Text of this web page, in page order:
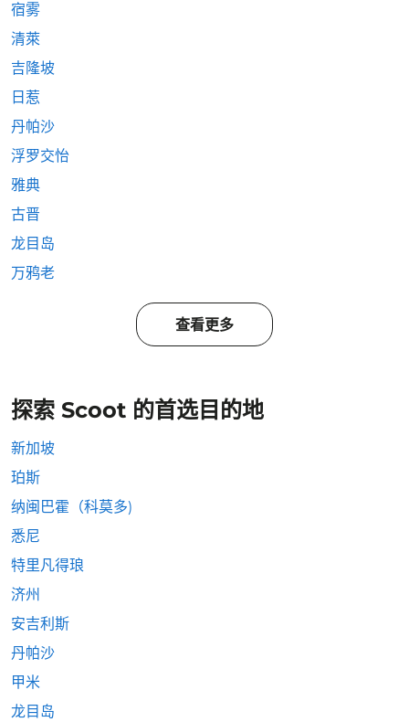
宿雾
清萊
吉隆坡
日惹
丹帕沙
浮罗交怡
雅典
古晋
龙目岛
万鸦老
查看更多
探索 Scoot 的首选目的地
新加坡
珀斯
纳闽巴霍（科莫多)
悉尼
特里凡得琅
济州
安吉利斯
丹帕沙
甲米
龙目岛